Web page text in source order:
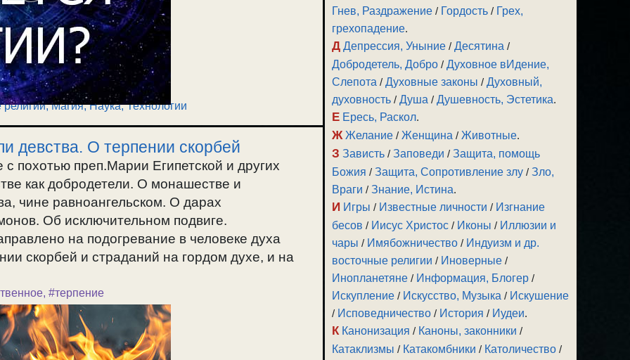
,Магия,Наука,Технологии
девства. О терпении скорбей
похотью преп.Марии Египетской и других
как добродетели. О монашестве и
чине равноангельском. О дарах
Об исключительном подвиге.
на подогревание в человеке духа
скорбей и страданий на гордом духе, и на
, #терпение
Гнев, Раздражение / Гордость / Грех,
грехопадение.
Д Депрессия, Уныние /Десятина /
Добродетель, Добро /Духовное вИдение,
Слепота /Духовные законы /Духовный,
духовность /Душа /Душевность, Эстетика.
Е Ересь, Раскол.
Ж Желание /Женщина /Животные.
З Зависть /Заповеди /Защита, помощь
Божия /Защита, Сопротивление злу /Зло,
Враги /Знание, Истина.
И Игры / Известные личности / Изгнание
бесов / Иисус Христос / Иконы / Иллюзии и
чары / Имябожничество / Индуизм и др.
восточные религии / Иноверные /
Инопланетяне / Информация, Блогер /
Искупление / Искусство, Музыка / Искушение
/ Исповедничество / История / Иудеи.
К Канонизация / Каноны, законники /
Катаклизмы / Катакомбники / Католичество /